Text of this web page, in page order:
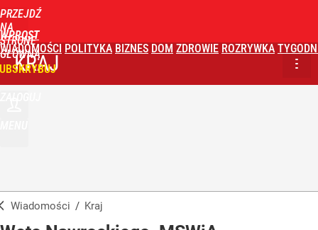
PRZEJDŹ
NA
STRONĘ
GŁÓWNĄ
WPROST
WIADOMOŚCI POLITYKA BIZNES DOM ZDROWIE ROZRYWKA
KRAJ
Wiadomości / Kraj